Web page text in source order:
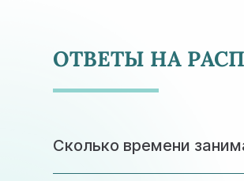
ОТВЕТЫ НА
Сколько времени